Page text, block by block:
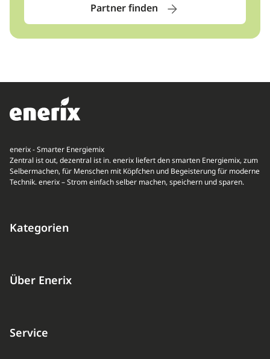
Partner finden
enerix - Smarter Energiemix
Zentral ist out, dezentral ist in. enerix liefert den smarten Energiemix, zum
Selbermachen, für Menschen mit Köpfchen und Begeisterung für moderne
Technik. enerix – Strom einfach selber machen, speichern und sparen.
Kategorien
Über Enerix
Service